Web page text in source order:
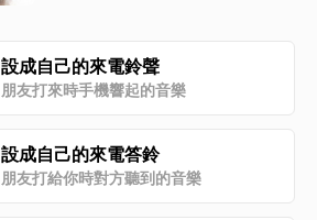
設成自己的來電鈴聲
朋友打來時手機響起的音樂
設成自己的來電答鈴
朋友打給你時對方聽到的音樂